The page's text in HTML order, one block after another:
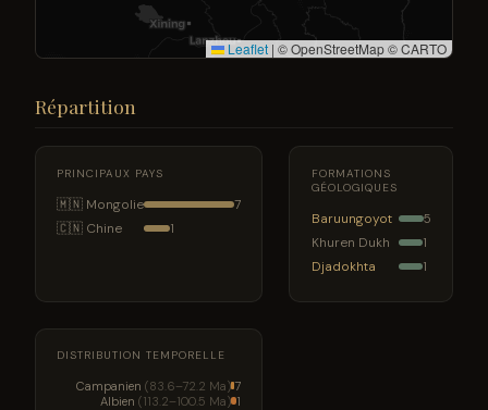
Leaflet | © OpenStreetMap © CARTO
Répartition
PRINCIPAUX PAYS
🇲🇳 Mongolie 7
🇨🇳 Chine 1
FORMATIONS
GÉOLOGIQUES
Baruungoyot 5
Khuren Dukh 1
Djadokhta 1
DISTRIBUTION TEMPORELLE
Campanien (83.6–72.2 Ma) 7
Albien (113.2–100.5 Ma) 1